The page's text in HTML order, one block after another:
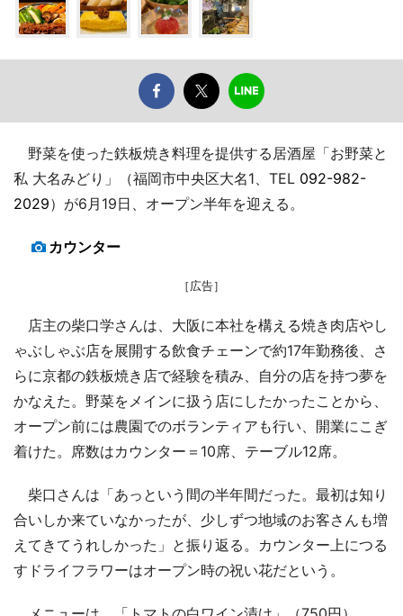
野菜を使った鉄板焼き料理を提供する居酒屋「お野菜と
私 大名みどり」（福岡市中央区大名1、TEL 092-982-
2029）が6月19日、オープン半年を迎える。
カウンター
［広告］
店主の柴口学さんは、大阪に本社を構える焼き肉店やし
ゃぶしゃぶ店を展開する飲食チェーンで約17年勤務後、さ
らに京都の鉄板焼き店で経験を積み、自分の店を持つ夢を
かなえた。野菜をメインに扱う店にしたかったことから、
オープン前には農園でのボランティアも行い、開業にこぎ
着けた。席数はカウンター＝10席、テーブル12席。
柴口さんは「あっという間の半年間だった。最初は知り
合いしか来ていなかったが、少しずつ地域のお客さんも増
えてきてうれしかった」と振り返る。カウンター上につる
すドライフラワーはオープン時の祝い花だという。